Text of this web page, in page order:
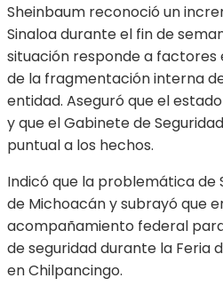
Sheinbaum reconoció un
Sinaloa durante el fin de
situación responde a factores
de la fragmentación interna
entidad. Aseguró que el
y que el Gabinete de
puntual a los hechos.
Indicó que la problemática de
de Michoacán y subrayó que
acompañamiento federal
de seguridad durante la Feria
en Chilpancingo.